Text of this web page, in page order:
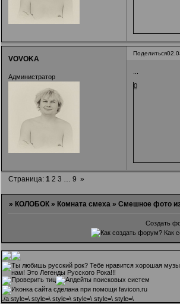
Поделиться
VOVOKA
Администратор
0
Страница:1 2 3 … 9 »
» КОЛОБОК » Комната смеха »Смешное фото
Создать
./a style=\ style=\ style=\ style=\ style=\ style=\